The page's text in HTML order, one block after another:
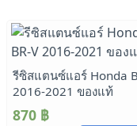
รีซิสแตนซ์แอร์ Honda
2016-2021 ของแท้
870 ฿